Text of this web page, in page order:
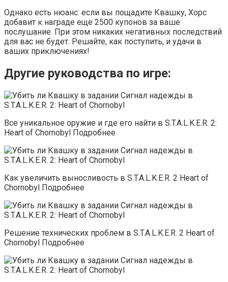
Однако есть нюанс: если вы пощадите Квашку, Хорс
добавит к награде еще 2500 купонов за ваше
послушание. При этом никаких негативных последствий
для вас не будет. Решайте, как поступить, и удачи в
ваших приключениях!
Другие руководства по игре:
Все уникальное оружие и где его найти в S.T.A.L.K.E.R. 2:
Heart of Chornobyl Подробнее
Как увеличить выносливость в S.T.A.L.K.E.R. 2 Heart of
Chornobyl Подробнее
Решение технических проблем в S.T.A.L.K.E.R. 2 Heart of
Chornobyl Подробнее